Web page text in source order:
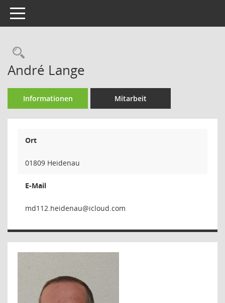
Toggle navigation
Rechercheauswahl
André Lange
Informationen Mitarbeit
Ort
01809 Heidenau
E-Mail
uanedie